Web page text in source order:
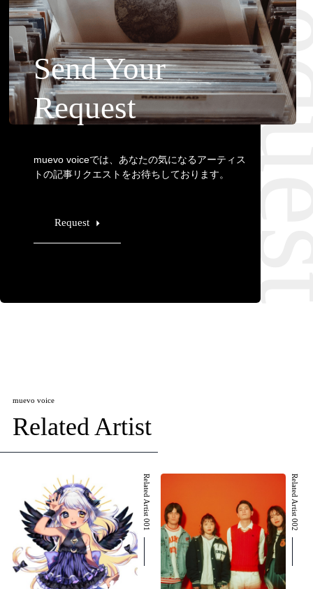
Send Your
Request
muevo voiceでは、あなたの気になるアーティス
トの記事リクエストをお待ちしております。
Request
muevo voice
Related Artist
Related Artist 001 Related Artist 002